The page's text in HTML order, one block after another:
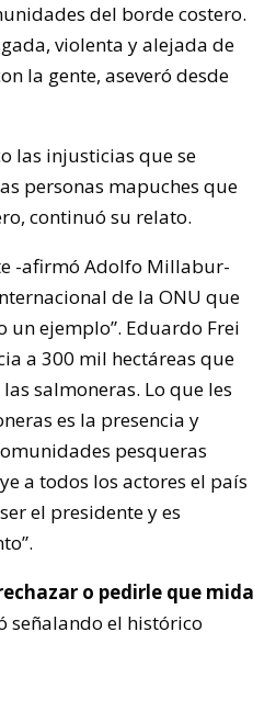
del borde costero.
violenta y alejada de
la gente, aseveró desde
las injusticias que se
personas mapuches que
continuó su relato.
-afirmó Adolfo Millabur-
de la ONU que
un ejemplo”. Eduardo Frei
a 300 mil hectáreas que
salmoneras. Lo que les
es la presencia y
pesqueras
a todos los actores el país
el presidente y es
o pedirle que mida
señalando el histórico